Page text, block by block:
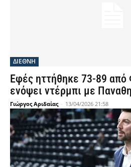
ΔΙΕΘΝΗ
Εφές ηττήθηκε 73-89 από
ενόψει ντέρμπι με
Γιώργος Αριδαίας - 13/04/2026 21:58